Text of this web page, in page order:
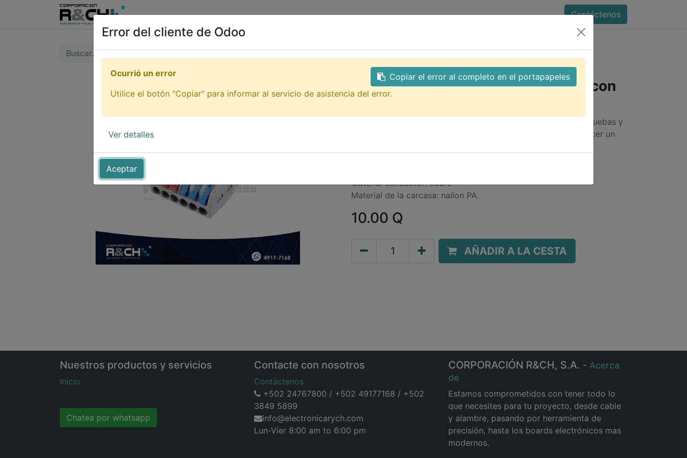
Inicio Tienda Tutoriales Contacto Contáctenos
GTQ
Todos los productos
SPL-62 Conector 2 a 6 Tipo Wago con clip de Seguridad
SPL-62 Conector 2 a 6 Tipo Wago con
clip de Seguridad
Terminal especial para hacer derivaciones, funcionales para pruebas y
trabajos en la Industria donde no necesitas utilizar cintas y hacer un
Material conductor: cobre
Material de la carcasa: nailon PA.
10.00 Q
AÑADIR A LA CESTA
Nuestros productos y servicios
Inicio
Chatea por whatsapp
Contacte con nosotros
Contáctenos
+502 24767800 / +502 49177168 / +502
3849 5899
info@electronicarych.com
Lun-Vier 8:00 am to 6:00 pm
CORPORACIÓN R&CH, S.A. - Acerca
de
Estamos comprometidos con tener todo lo
que necesites para tu proyecto, desde cable
y alambre, pasando por herramienta de
precisión, hasta los boards electrónicos mas
modernos.
Error del cliente de Odoo
Aceptar
Copiar el error al completo en el portapapeles
Ocurrió un error
Utilice el botón "Copiar" para informar al servicio de asistencia del error.
Ver detalles